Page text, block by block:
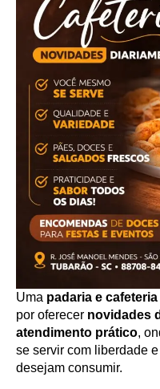
Uma padaria e
por oferecer novidades
atendimento prático,
se servir com liberdade
desejam consumir.